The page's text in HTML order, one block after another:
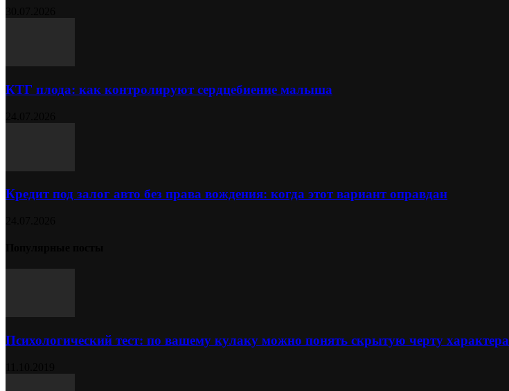
КТГ плода: как контролируют сердцебиение малыша
Кредит под залог авто без права вождения: когда этот вариант оправдан
Психологический тест: по вашему кулаку можно понять скрытую черту характера